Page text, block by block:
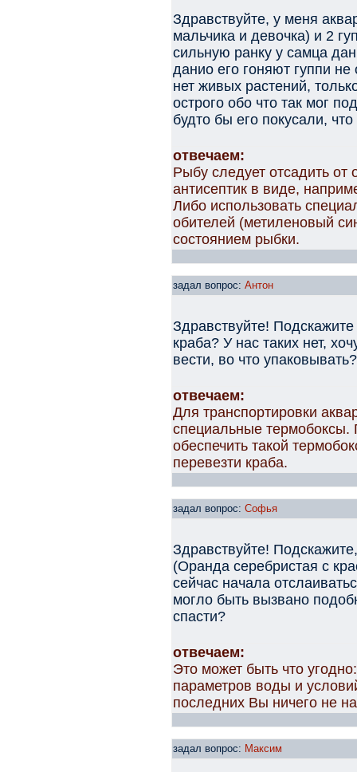
Здравствуйте, у меня
мальчика и девочка) и 2
сильную ранку у самца
данио его гоняют гуппи
нет живых растений,
острого обо что так мог
будто бы его покусали,
отвечаем:
Рыбу следует отсадить от
антисептик в виде,
Либо использовать
обителей (метиленовый
состоянием рыбки.
задал вопрос: Антон
Здравствуйте!
краба? У нас таких нет,
вести, во что упаковывать?
отвечаем:
Для транспортировки
специальные
обеспечить такой
перевезти краба.
задал вопрос: Софья
Здравствуйте!
(Оранда серебристая с
сейчас начала
могло быть вызвано
спасти?
отвечаем:
Это может быть что
параметров воды и
последних Вы ничего не
задал вопрос: Максим